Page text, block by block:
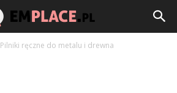
Pilniki ręczne do metalu i drewna